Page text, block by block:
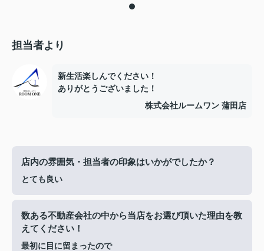
担当者より
新生活楽しんでください！
ありがとうございました！
株式会社ルームワン 蒲田店
店内の雰囲気・担当者の印象はいかがでしたか？
とても良い
数ある不動産会社の中から当店をお選び頂いた理由を教
えてください！
最初に目に留まったので